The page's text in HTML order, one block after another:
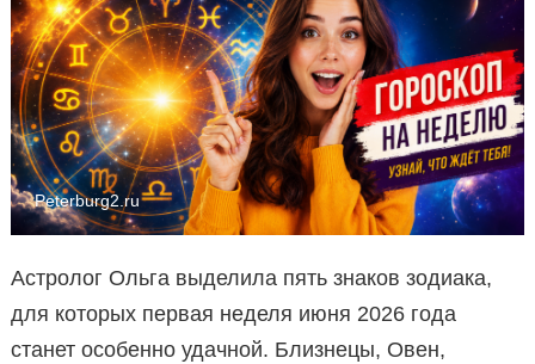
Peterburg2.ru
Астролог Ольга выделила пять знаков зодиака,
для которых первая неделя июня 2026 года
станет особенно удачной. Близнецы, Овен,